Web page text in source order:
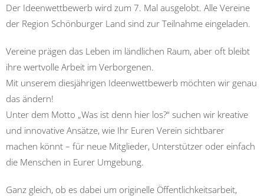
Der Ideenwettbewerb wird zum 7. Mal ausgelobt. Alle Vereine
der Region Schönburger Land sind zur Teilnahme eingeladen.
Vereine prägen das Leben im ländlichen Raum, aber oft bleibt
ihre wertvolle Arbeit im Verborgenen.
Mit unserem diesjährigen Ideenwettbewerb möchten wir genau
das ändern!
Unter dem Motto „Was ist denn hier los?“ suchen wir kreative
und innovative Ansätze, wie Ihr Euren Verein sichtbarer
machen könnt – für neue Mitglieder, Unterstützer oder einfach
die Menschen in Eurer Umgebung.
Ganz gleich, ob es dabei um originelle Öffentlichkeitsarbeit,